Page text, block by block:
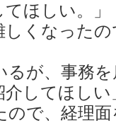
ほしい。」
しくなった
るが、事務
介してほしい
ので、経理